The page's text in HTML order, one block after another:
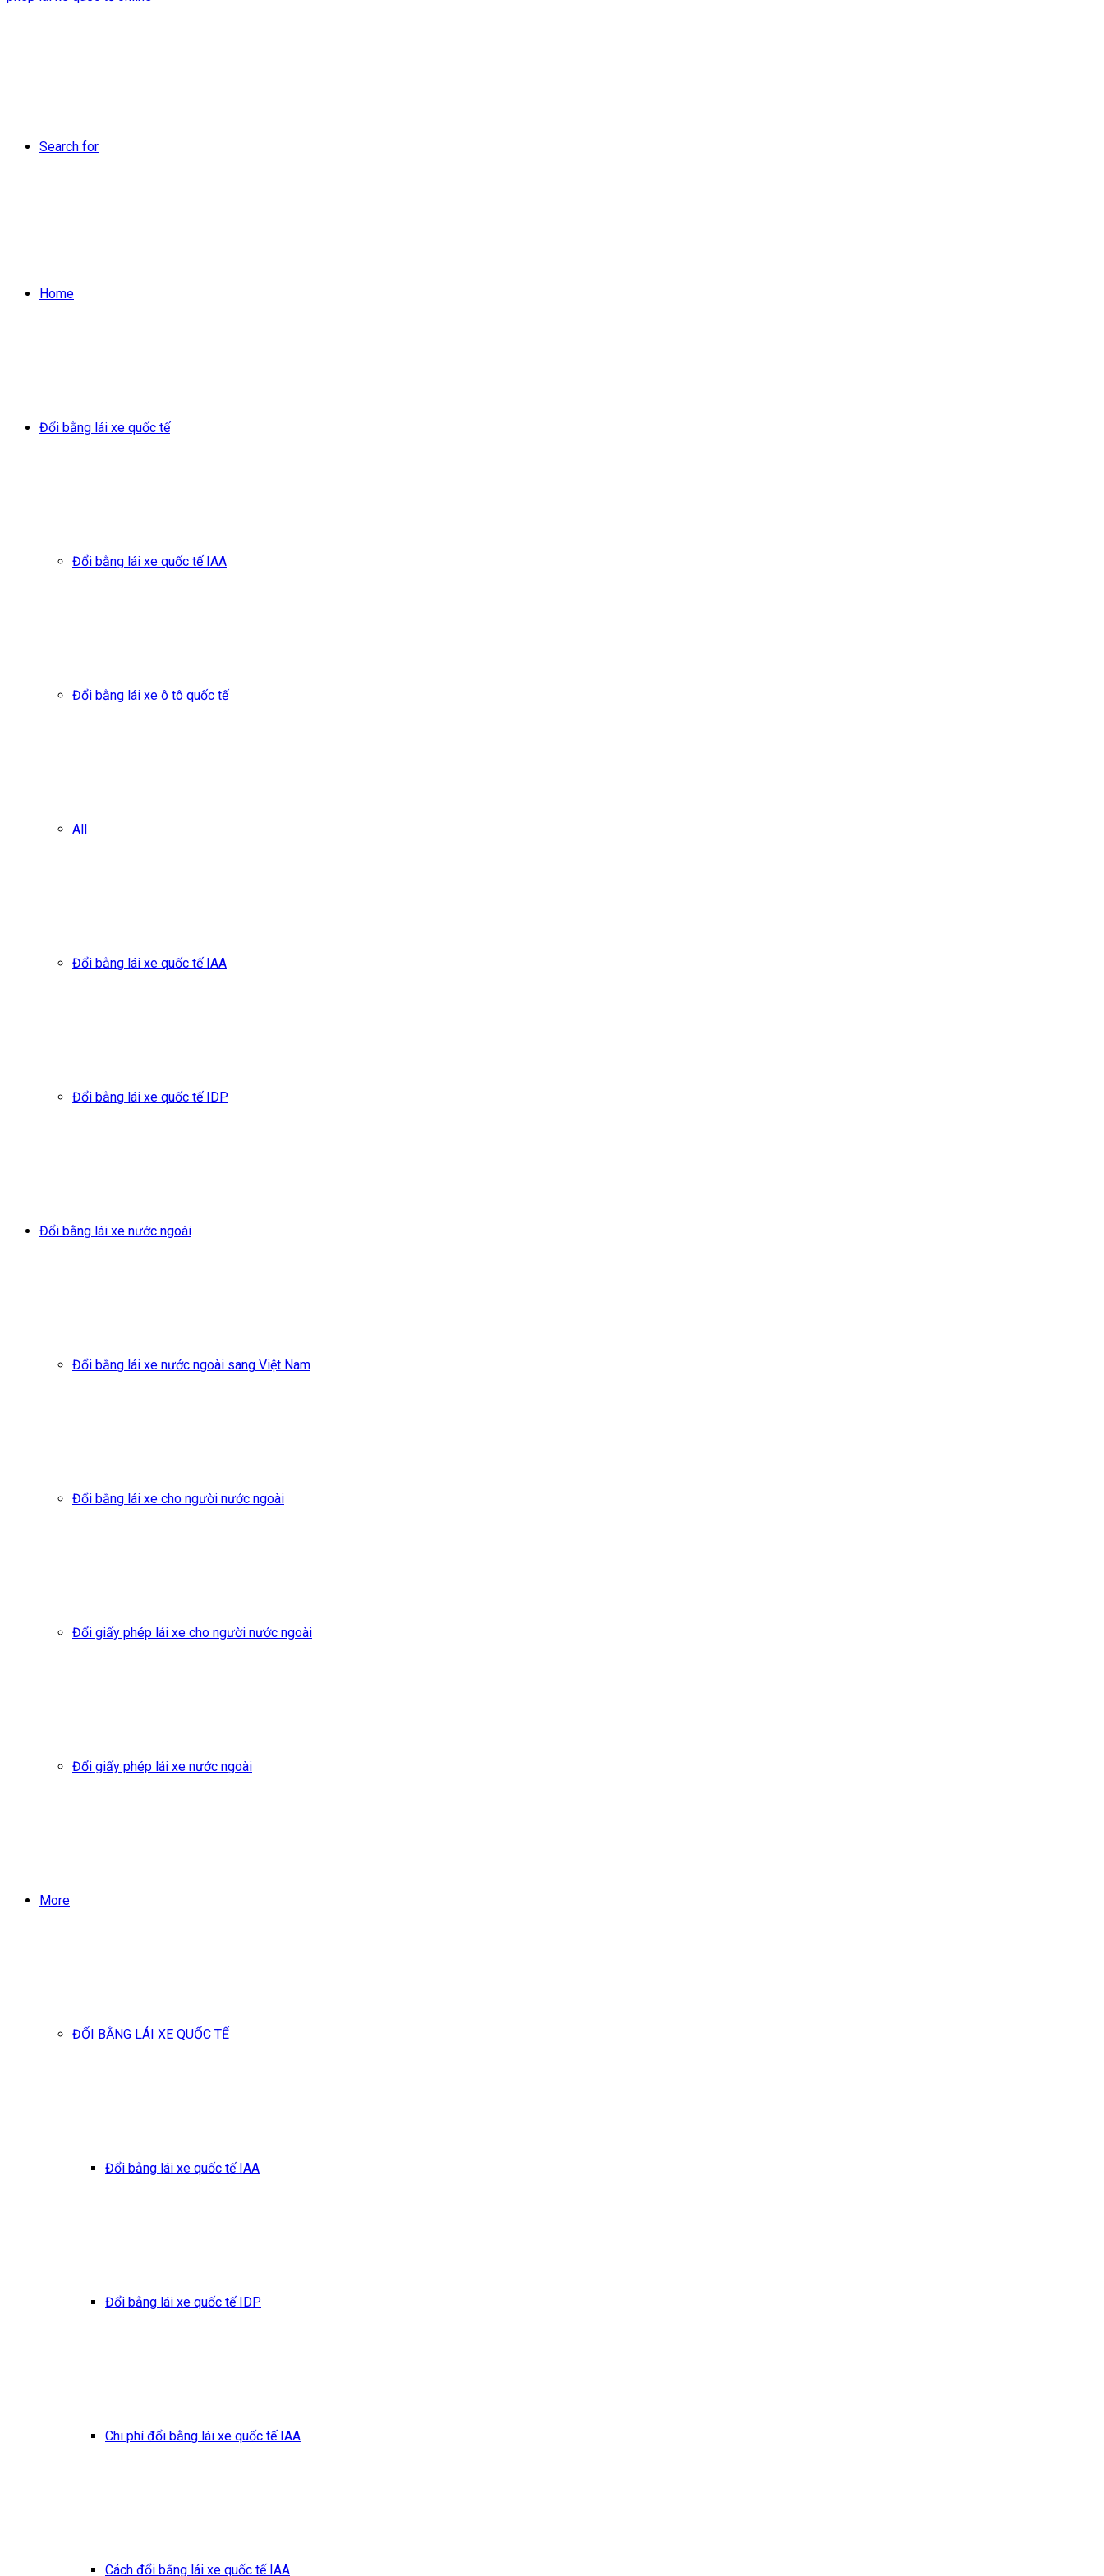
Search for
Home
Đổi bằng lái xe quốc tế
Đổi bằng lái xe quốc tế IAA
Đổi bằng lái xe ô tô quốc tế
All
Đổi bằng lái xe quốc tế IAA
Đổi bằng lái xe quốc tế IDP
Đổi bằng lái xe nước ngoài
Đổi bằng lái xe nước ngoài sang Việt Nam
Đổi bằng lái xe cho người nước ngoài
Đổi giấy phép lái xe cho người nước ngoài
Đổi giấy phép lái xe nước ngoài
More
ĐỔI BẰNG LÁI XE QUỐC TẾ
Đổi bằng lái xe quốc tế IAA
Đổi bằng lái xe quốc tế IDP
Chi phí đổi bằng lái xe quốc tế IAA
Cách đổi bằng lái xe quốc tế IAA